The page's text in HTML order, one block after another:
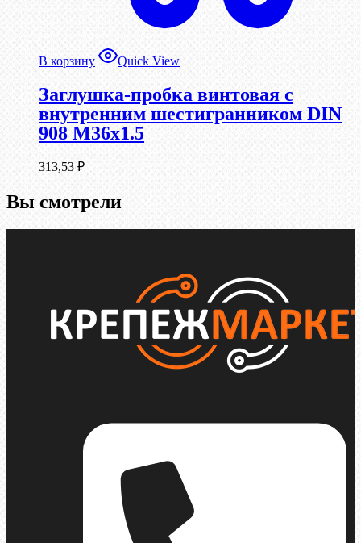
В корзину Quick View
Заглушка-пробка винтовая с
внутренним шестигранником DIN
908 М36х1.5
313,53 ₽
Вы смотрели